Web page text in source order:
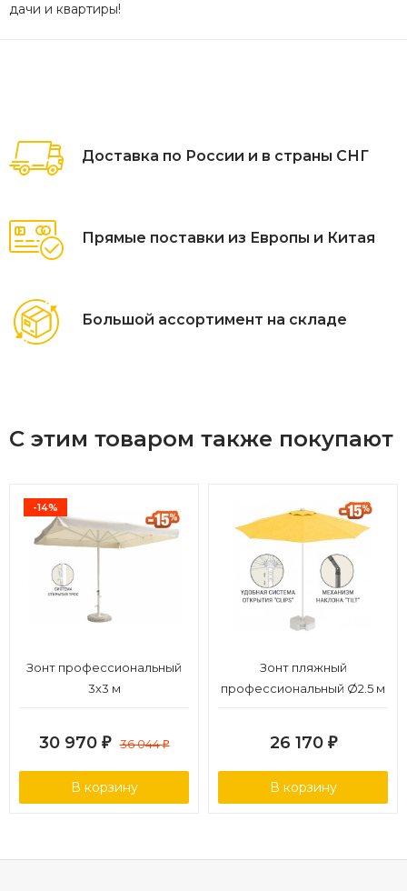
дачи и квартиры!
Доставка по России и в страны СНГ
Прямые поставки из Европы и Китая
Большой ассортимент на складе
С этим товаром также покупают
-14%
Зонт профессиональный
3х3 м
30 970 ₽ 36 044₽
В корзину
Зонт пляжный
профессиональный Ø2.5 м
26 170 ₽
В корзину